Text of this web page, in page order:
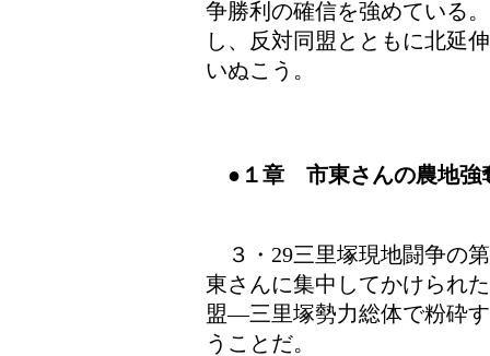
争勝利の確信を強めている
し、反対同盟とともに北延
いぬこう。
●１章 市東さんの農地強
３・29三里塚現地闘争の
東さんに集中してかけられ
盟―三里塚勢力総体で粉砕
うことだ。